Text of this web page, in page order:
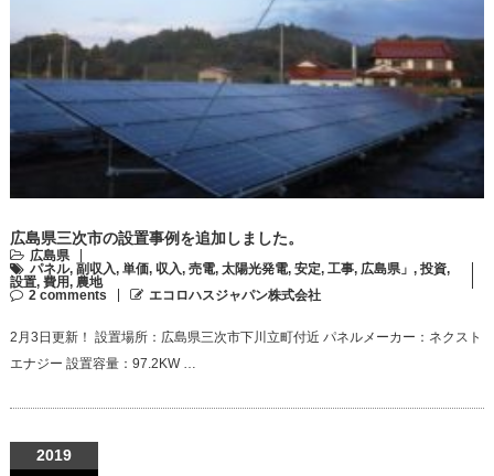
広島県三次市の設置事例を追加しました。
広島県
パネル, 副収入, 単価, 収入, 売電, 太陽光発電, 安定, 工事, 広島県」 , 投資,
設置, 費用, 農地
2 comments
エコロハスジャパン株式会社
2月3日更新！ 設置場所：広島県三次市下川立町付近 パネルメーカー：ネクスト
エナジー 設置容量：97.2KW …
2019